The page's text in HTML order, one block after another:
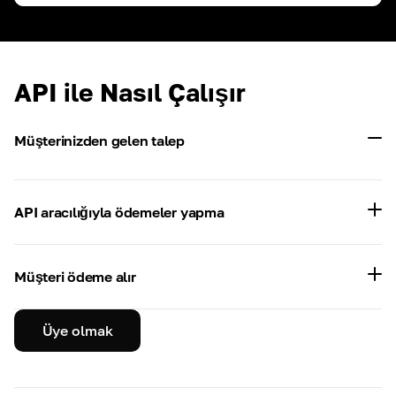
API ile Nasıl Çalışır
Müşterinizden gelen talep
API aracılığıyla ödemeler yapma
Müşteri ödeme alır
Üye olmak